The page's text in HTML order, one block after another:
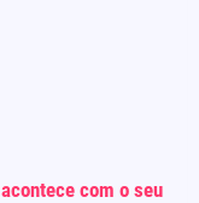
com o seu